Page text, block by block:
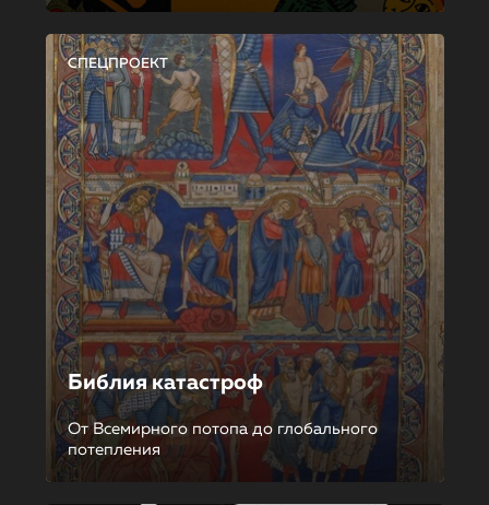
СПЕЦПРОЕКТ
Библия катастроф
От Всемирного потопа до глобального
потепления